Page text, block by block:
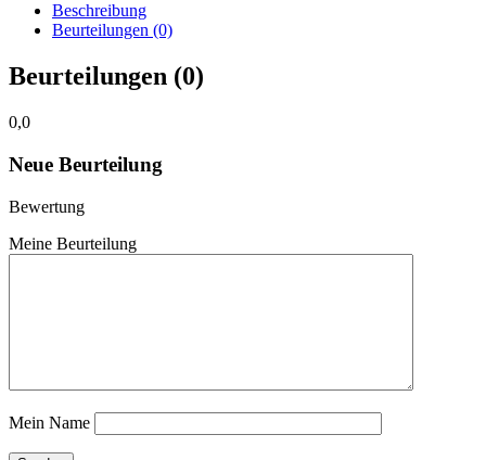
Beschreibung
Beurteilungen (0)
Beurteilungen (0)
0,0
Neue Beurteilung
Bewertung
Meine Beurteilung
Mein Name